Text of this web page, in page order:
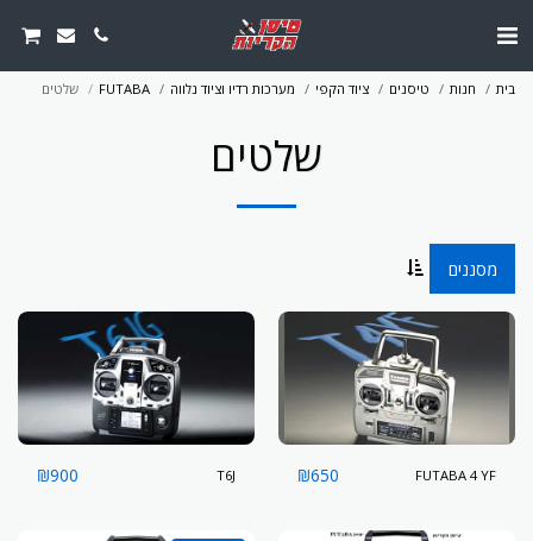
בית חנות טיסנים ציוד הקפי מערכות רדיו וציוד נלווה FUTABA שלטים
שלטים
מסננים
FUTABA 4 YF
₪650
T6J
₪900